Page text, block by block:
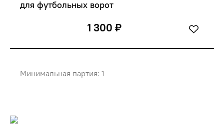
для футбольных ворот
1 300 ₽
Минимальная партия: 1